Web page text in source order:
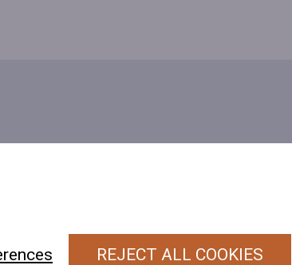
Wuytsbergen (HRT)
REJECT ALL COOKIES